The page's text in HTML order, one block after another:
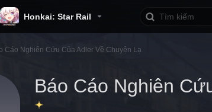
Honkai: Star Rail
Cáo Nghiên Cứu Của Adler Về Chuyện Lạ
Báo Cáo Nghiên